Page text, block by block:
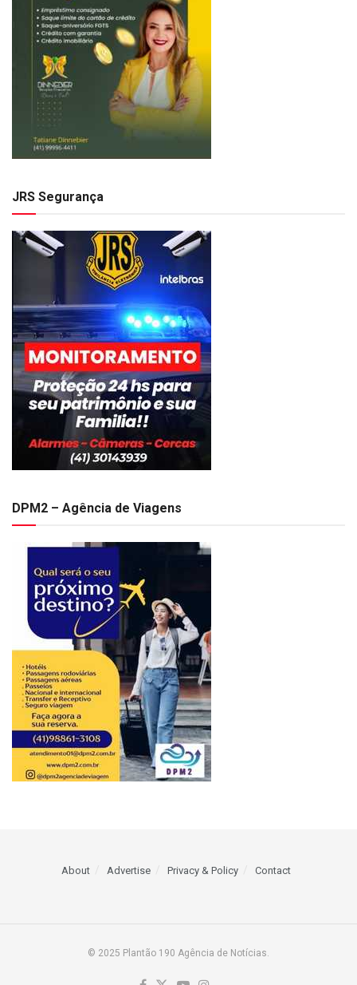
JRS Segurança
DPM2 – Agência de Viagens
About Advertise Privacy & Policy Contact
© 2025 Plantão 190 Agência de Notícias.